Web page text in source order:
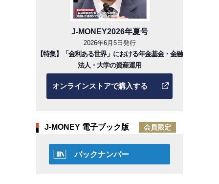
J-MONEY2026年夏号
2026年6月5日発行
【特集】「金利ある世界」における年金基金・金融
法人・大学の資産運用
オンラインストアで購入する
J-MONEY 電子ブック版 会員限定
バックナンバー